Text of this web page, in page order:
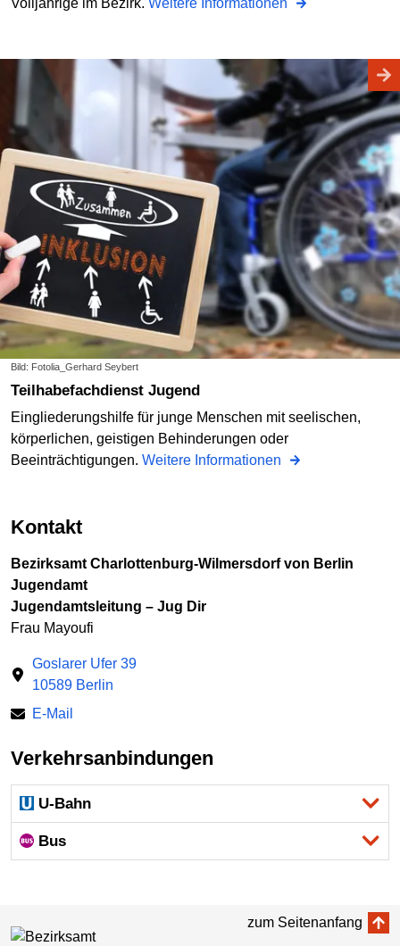
Volljährige im Bezirk. Weitere Informationen
Bild: Fotolia_Gerhard Seybert
Teilhabefachdienst Jugend
Eingliederungshilfe für junge Menschen mit seelischen,
körperlichen, geistigen Behinderungen oder
Beeinträchtigungen. Weitere Informationen
Kontakt
Bezirksamt Charlottenburg-Wilmersdorf von Berlin
Jugendamt
Jugendamtsleitung – Jug Dir
Frau Mayoufi
Goslarer Ufer 39
10589 Berlin
E-Mail
Verkehrsanbindungen
U-Bahn
Bus
zum Seitenanfang